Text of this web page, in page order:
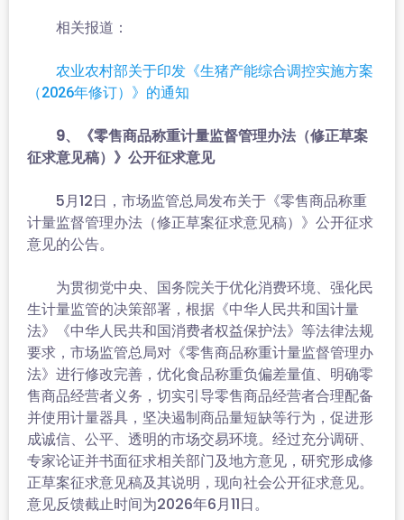
相关报道：
农业农村部关于印发《生猪产能综合调控实施方案
（2026年修订）》的通知
9、《零售商品称重计量监督管理办法（修正草案
征求意见稿）》公开征求意见
5月12日，市场监管总局发布关于《零售商品称重
计量监督管理办法（修正草案征求意见稿）》公开征求
意见的公告。
为贯彻党中央、国务院关于优化消费环境、强化民
生计量监管的决策部署，根据《中华人民共和国计量
法》《中华人民共和国消费者权益保护法》等法律法规
要求，市场监管总局对《零售商品称重计量监督管理办
法》进行修改完善，优化食品称重负偏差量值、明确零
售商品经营者义务，切实引导零售商品经营者合理配备
并使用计量器具，坚决遏制商品量短缺等行为，促进形
成诚信、公平、透明的市场交易环境。经过充分调研、
专家论证并书面征求相关部门及地方意见，研究形成修
正草案征求意见稿及其说明，现向社会公开征求意见。
意见反馈截止时间为2026年6月11日。